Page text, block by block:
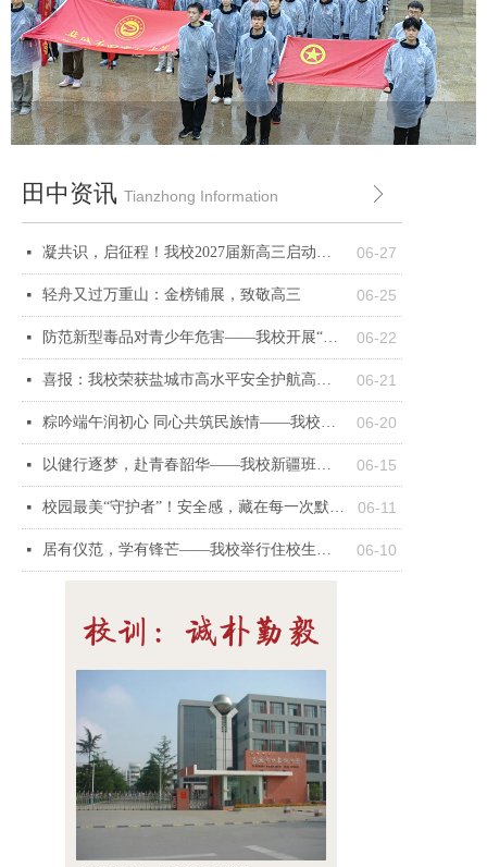
田中资讯 Tianzhong Information
06-27
넷 凝共识，启征程！我校2027届新高三启动仪式暨全体教师备考大会圆满举行
06-25
넷 轻舟又过万重山：金榜铺展，致敬高三
06-22
넷 防范新型毒品对青少年危害——我校开展“禁毒”主题宣传工作
06-21
넷 喜报：我校荣获盐城市高水平安全护航高质量发展先进集体
06-20
넷 粽吟端午润初心 同心共筑民族情——我校开展2026年新疆班学生端午主题游园会
06-15
넷 以健行逐梦，赴青春韶华——我校新疆班体育社团特色运动纪实
06-11
넷 校园最美“守护者”！安全感，藏在每一次默默坚守里
06-10
넷 居有仪范，学有锋芒——我校举行住校生工作阶段总结大会
ꁕ